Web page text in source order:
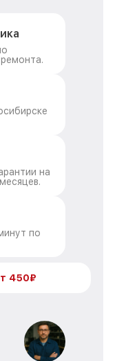
на
по
450₽